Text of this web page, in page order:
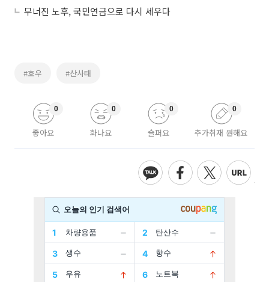
무너진 노후, 국민연금으로 다시 세우다
#호우 #산사태
좋아요
0
화나요
0
슬퍼요
0
추가취재 원해요
0